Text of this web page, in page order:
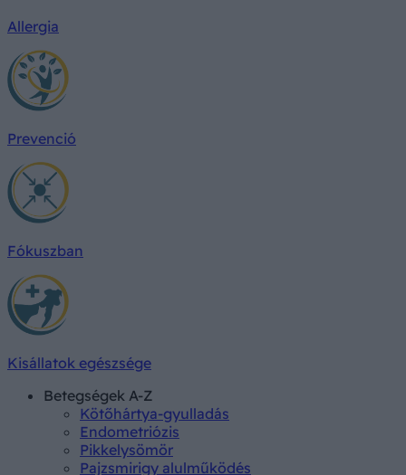
Allergia
Prevenció
Fókuszban
Kisállatok egészsége
Betegségek A-Z
Kötőhártya-gyulladás
Endometriózis
Pikkelysömör
Pajzsmirigy alulműködés